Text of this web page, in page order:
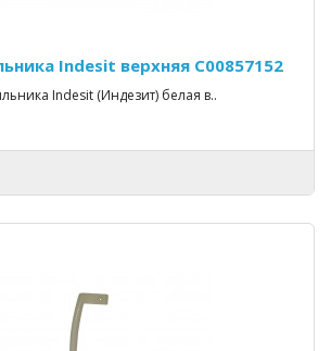
Indesit верхняя C00857152
Indesit (Индезит) белая в..